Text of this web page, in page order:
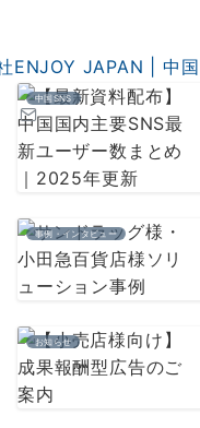
中国SNS
事例・インタビュー
お知らせ